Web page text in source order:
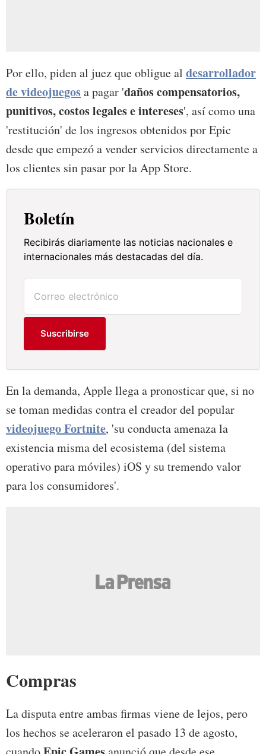
Por ello, piden al juez que obligue al desarrollador
de videojuegosa pagar 'daños compensatorios,
punitivos, costos legales e intereses', así como una
'restitución' de los ingresos obtenidos por Epic
desde que empezó a vender servicios directamente a
los clientes sin pasar por la App Store.
Boletín
Recibirás diariamente las noticias nacionales e
internacionales más destacadas del día.
Suscribirse
En la demanda, Apple llega a pronosticar que, si no
se toman medidas contra el creador del popular
videojuego Fortnite, 'su conducta amenaza la
existencia misma del ecosistema (del sistema
operativo para móviles) iOS y su tremendo valor
para los consumidores'.
Compras
La disputa entre ambas firmas viene de lejos, pero
los hechos se aceleraron el pasado 13 de agosto,